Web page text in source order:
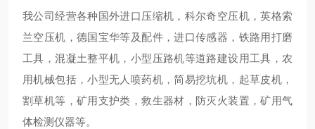
我公司经营各种国外进口压缩机，科尔奇空压机，英格索
兰空压机，德国宝华等及配件，进口传感器，铁路用打磨
工具，混凝土整平机，小型压路机等道路建设用工具，农
用机械包括，小型无人喷药机，简易挖坑机，起草皮机，
割草机等，矿用支护类，救生器材，防灭火装置，矿用气
体检测仪器等。